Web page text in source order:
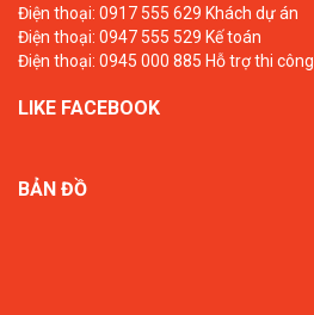
Điện thoại: 0917 555 629 Khách dự án
Điện thoại: 0947 555 529 Kế toán
Điện thoại: 0945 000 885 Hỗ trợ thi công
LIKE FACEBOOK
BẢN ĐỒ